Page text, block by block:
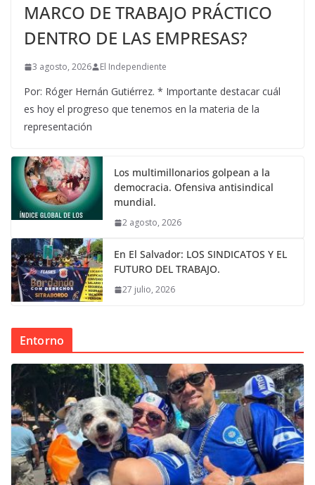
MARCO DE TRABAJO PRÁCTICO
DENTRO DE LAS EMPRESAS?
3 agosto, 2026 El Independiente
Por: Róger Hernán Gutiérrez. * Importante destacar cuál
es hoy el progreso que tenemos en la materia de la
representación
Los multimillonarios golpean a la
democracia. Ofensiva antisindical
mundial.
2 agosto, 2026
En El Salvador: LOS SINDICATOS Y EL
FUTURO DEL TRABAJO.
27 julio, 2026
Entorno